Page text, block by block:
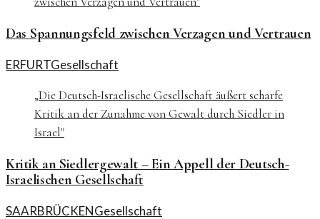
Das Spannungsfeld zwischen Verzagen und Vertrauen
ERFURTGesellschaft
„Die Deutsch-Israelische Gesellschaft äußert scharfe
Kritik an der Zunahme von Gewalt durch Siedler in
Israel"
Kritik an Siedlergewalt – Ein Appell der Deutsch-
Israelischen Gesellschaft
SAARBRÜCKENGesellschaft